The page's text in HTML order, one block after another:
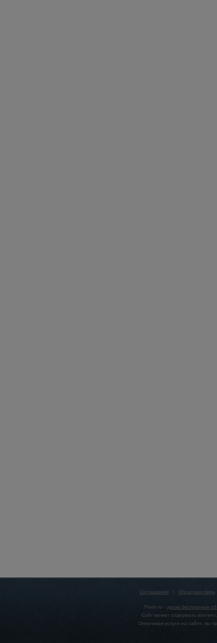
Соглашение | Обратная связь
Flado.ru - доска бесплатных
Сайт может содержать
Оплачивая услуги на сайте, вы